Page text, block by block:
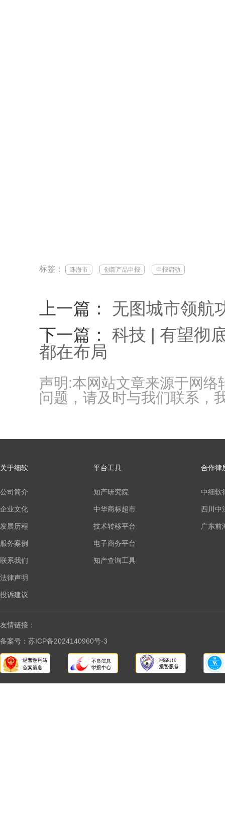
标签： 珠海市 创新产品申报 申报启动
上一篇： 无图城市领航
下一篇： 科技 | 有望彻
都在布局
声明:本网站文章来源于网
问题，请及时与我们联系，
关于细软
公司简介
企业文化
发展历程
服务案例
联系我们
法律声明
投诉建议
平台工具
知产研究院
中华商标超市
技术转移平台
电子商务平台
知产查询工具
合作律
中细软
四川中
广东前
友情链接：
备案号：苏ICP备2024140960号-3